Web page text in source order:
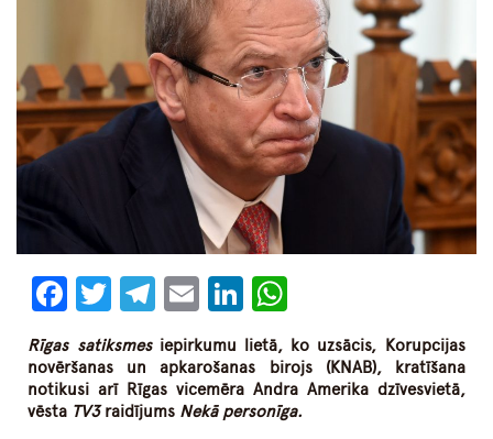
Facebook
Twitter
Telegram
EmailLinkedIn
Rīgas satiksmesiepirkumu lietā, ko uzsācis, Korupcijas
novēršanas un apkarošanas birojs (KNAB), kratīšana
notikusi arī Rīgas vicemēra Andra Amerika dzīvesvietā,
vēsta TV3raidījums Nekā personīga.